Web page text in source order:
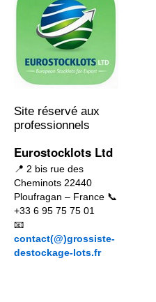
Site réservé aux
professionnels
Eurostocklots Ltd
📍 2 bis rue des
Cheminots 22440
Ploufragan – France 📞
+33 6 95 75 75 01
📧
contact(@)grossiste-
destockage-lots.fr